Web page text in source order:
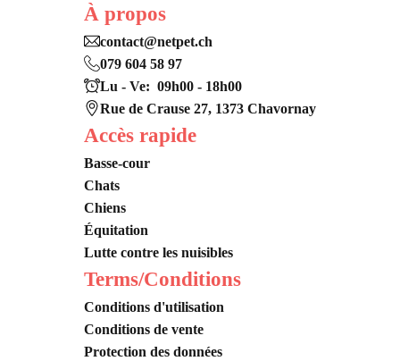
À propos
contact@netpet.ch
079 604 58 97
Lu - Ve: 09h00 - 18h00
Rue de Crause 27, 1373 Chavornay
Accès rapide
Basse-cour
Chats
Chiens
Équitation
Lutte contre les nuisibles
Terms/Conditions
Conditions d'utilisation
Conditions de vente
Protection des données